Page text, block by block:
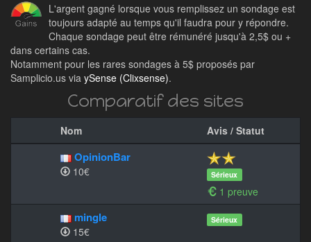
L'argent gagné lorsque vous remplissez un sondage est
toujours adapté au temps qu'il faudra pour y répondre.
Chaque sondage peut être rémunéré jusqu'à 2,5$ ou +
dans certains cas.
Notamment pour les rares sondages à 5$ proposés par
Samplicio.us via ySense (Clixsense).
Comparatif des sites
Nom Avis / Statut
OpinionBar
10€ Sérieux
1 preuve
mingle
15€
Sérieux